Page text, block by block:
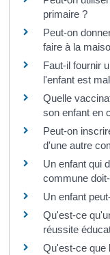
primaire ?
Peut-on
faire à la
Faut-il fournir
l'enfant est
Quelle
son enfant en
Peut-on
d'une autre
Un enfant qui
commune
Un enfant
Qu'est-ce
réussite
Qu'est-ce que